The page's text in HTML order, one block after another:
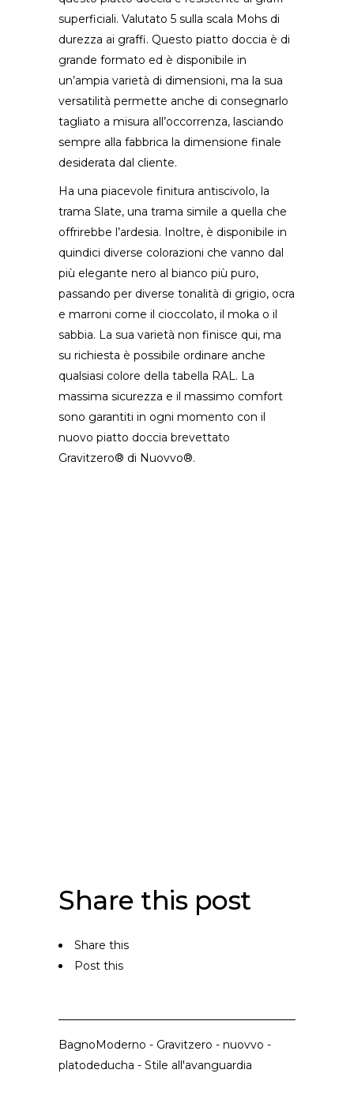
superficiali. Valutato 5 sulla scala Mohs di
durezza ai graffi. Questo piatto doccia è di
grande formato ed è disponibile in
un’ampia varietà di dimensioni, ma la sua
versatilità permette anche di consegnarlo
tagliato a misura all’occorrenza, lasciando
sempre alla fabbrica la dimensione finale
desiderata dal cliente.
Ha una piacevole finitura antiscivolo, la
trama Slate, una trama simile a quella che
offrirebbe l’ardesia. Inoltre, è disponibile in
quindici diverse colorazioni che vanno dal
più elegante nero al bianco più puro,
passando per diverse tonalità di grigio, ocra
e marroni come il cioccolato, il moka o il
sabbia. La sua varietà non finisce qui, ma
su richiesta è possibile ordinare anche
qualsiasi colore della tabella RAL. La
massima sicurezza e il massimo comfort
sono garantiti in ogni momento con il
nuovo piatto doccia brevettato
Gravitzero® di Nuovvo®.
Share this post
Share this
Post this
BagnoModerno - Gravitzero - nuovvo -
platodeducha - Stile all'avanguardia